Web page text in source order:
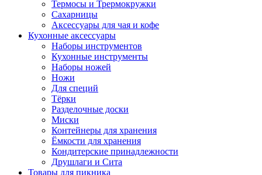
Термосы и Трермокружки
Сахарницы
Аксессуары для чая и кофе
Кухонные аксессуары
Наборы инструментов
Кухонные инструменты
Наборы ножей
Ножи
Для специй
Тёрки
Разделочные доски
Миски
Контейнеры для хранения
Ёмкости для хранения
Кондитерские принадлежности
Друшлаги и Сита
Товары для пикника